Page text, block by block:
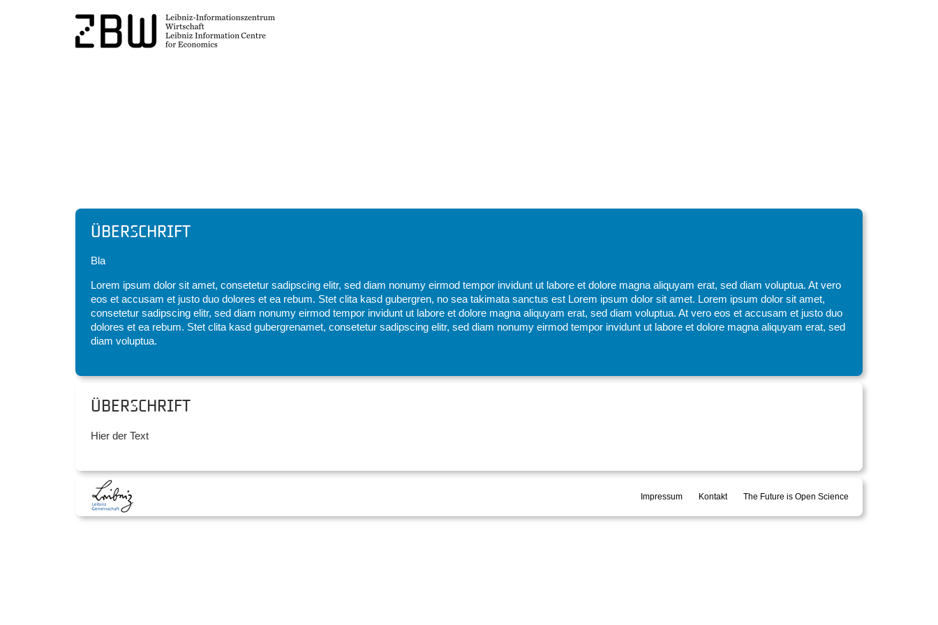
Überschrift
Bla
Lorem ipsum dolor sit amet, consetetur sadipscing elitr, sed diam nonumy eirmod tempor invidunt ut labore et dolore magna aliquyam erat, sed diam voluptua. At vero
eos et accusam et justo duo dolores et ea rebum. Stet clita kasd gubergren, no sea takimata sanctus est Lorem ipsum dolor sit amet. Lorem ipsum dolor sit amet,
consetetur sadipscing elitr, sed diam nonumy eirmod tempor invidunt ut labore et dolore magna aliquyam erat, sed diam voluptua. At vero eos et accusam et justo duo
dolores et ea rebum. Stet clita kasd gubergrenamet, consetetur sadipscing elitr, sed diam nonumy eirmod tempor invidunt ut labore et dolore magna aliquyam erat, sed
diam voluptua.
Überschrift
Hier der Text
Impressum Kontakt The Future is Open Science